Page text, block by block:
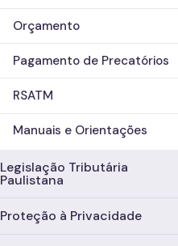
Orçamento
Pagamento de Precatórios
RSATM
Manuais e Orientações
Legislação Tributária
Paulistana
Proteção à Privacidade